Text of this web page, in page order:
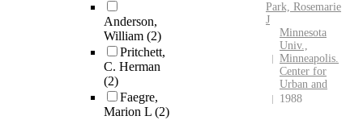
Anderson,
William (2)
Pritchett,
C. Herman
(2)
Faegre,
Marion L (2)
Park, Rosemarie
J
Minnesota
Univ.,
Minneapolis.
Center for
Urban and
1988